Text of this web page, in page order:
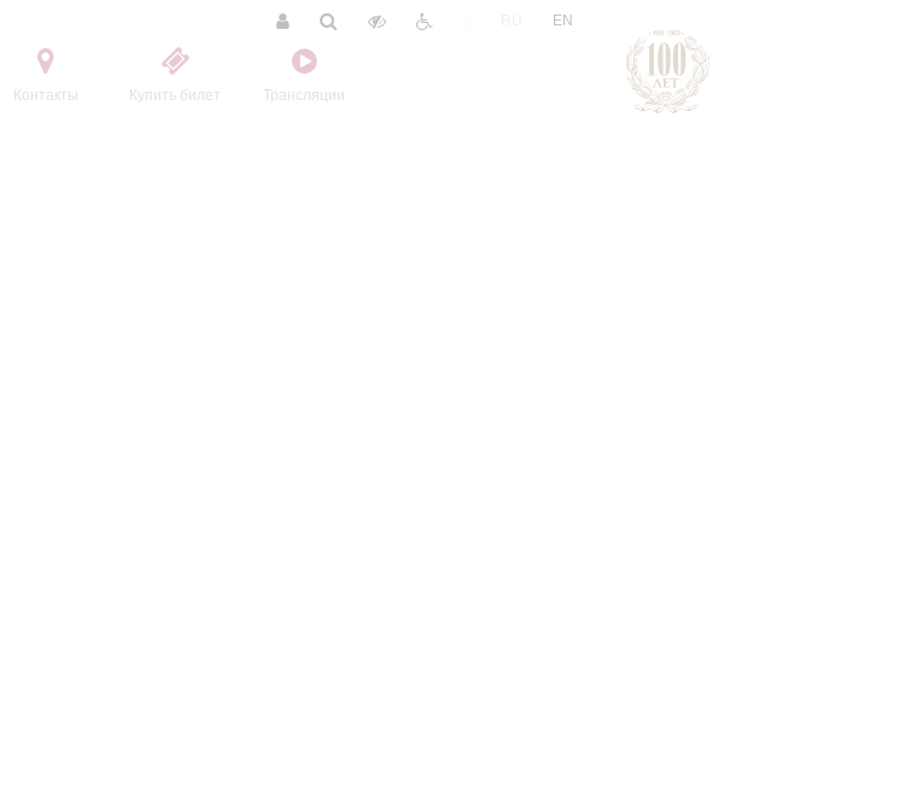
Контакты Купить билет Трансляции
EN